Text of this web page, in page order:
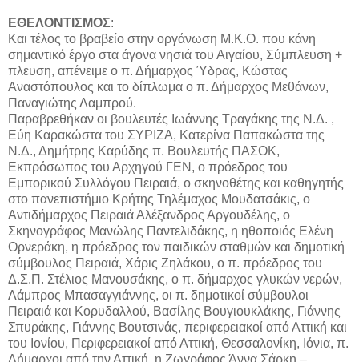
ΕΘΕΛΟΝΤΙΣΜΟΣ:
Και τέλος το βραβείο στην οργάνωση Μ.Κ.Ο. που κάνη
σημαντικό έργο στα άγονα νησιά του Αιγαίου, Σύμπλευση +
πλευση, απένειμε ο π. Δήμαρχος Ύδρας, Κώστας
Αναστόπουλος και το δίπλωμα ο π. Δήμαρχος Μεθάνων,
Παναγιώτης Λαμπρού.
Παραβρεθήκαν οι βουλευτές Ιωάννης Τραγάκης της Ν.Δ. ,
Εύη Καρακώστα του ΣΥΡΙΖΑ, Κατερίνα Παπακώστα της
Ν.Δ., Δημήτρης Καρύδης π. Βουλευτής ΠΑΣΟΚ,
Εκπρόσωπος του Αρχηγού ΓΕΝ, ο πρόεδρος του
Εμπορικού Συλλόγου Πειραιά, ο σκηνοθέτης και καθηγητής
στο πανεπιστήμιο Κρήτης Τηλέμαχος Μουδατσάκις, ο
Αντιδήμαρχος Πειραιά Αλέξανδρος Αργουδέλης, ο
Σκηνογράφος Μανώλης Παντελιδάκης, η ηθοποιός Ελένη
Ορνεράκη, η πρόεδρος τον παιδικών σταθμών και δημοτική
σύμβουλος Πειραιά, Χάρις Ζηλάκου, ο π. πρόεδρος του
Δ.Σ.Π. Στέλιος Μανουσάκης, ο π. δήμαρχος γλυκών νερών,
Λάμπρος Μπασαγγιάννης, οι π. δημοτικοί σύμβουλοι
Πειραιά και Κορυδαλλού, Βασίλης Βουγιουκλάκης, Γιάννης
Σπυράκης, Γιάννης Βουτσινάς, περιφερειακοί από Αττική και
του Ιονίου, Περιφερειακοί από Αττική, Θεσσαλονίκη, Ιόνια, π.
Δήμαρχοι από την Αττική, η Ζωγράφος Άννα Σάρκη –